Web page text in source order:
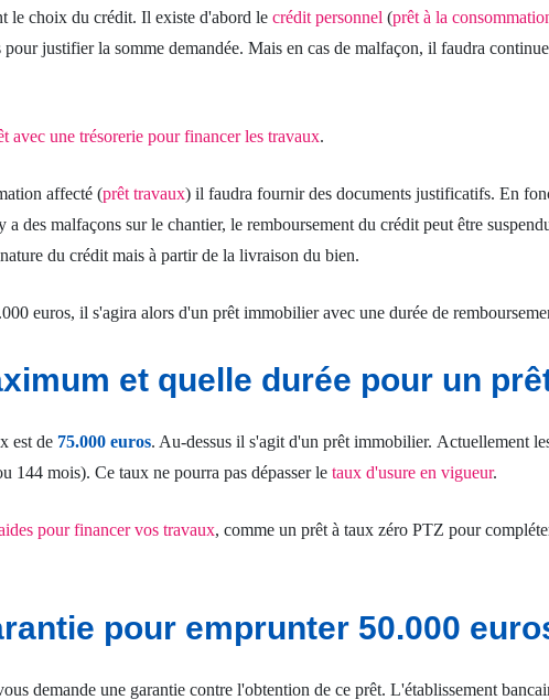
le choix du crédit. Il existe d'abord le crédit personnel (prêt à la
justifier la somme demandée. Mais en cas de malfaçon, il faudra
avec une trésorerie pour financer les travaux.
affecté (prêt travaux) il faudra fournir des documents justificatifs. En
a des malfaçons sur le chantier, le remboursement du crédit peut être
du crédit mais à partir de la livraison du bien.
euros, il s'agira alors d'un prêt immobilier avec une durée de
et quelle durée pour un
est de 75.000 euros. Au-dessus il s'agit d'un prêt immobilier. Actuellement
144 mois). Ce taux ne pourra pas dépasser le taux d'usure en vigueur.
pour financer vos travaux, comme un prêt à taux zéro PTZ pour
pour emprunter 50.000
demande une garantie contre l'obtention de ce prêt. L'établissement